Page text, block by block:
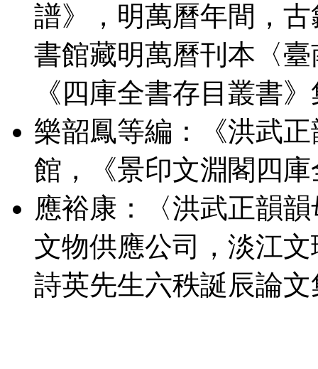
譜》，明萬曆年間，
書館藏明萬曆刊本〈
《四庫全書存目叢書
樂韶鳳等編：《洪武
館，《景印文淵閣四
應裕康：〈洪武正韻
文物供應公司，淡江
詩英先生六秩誕辰論文